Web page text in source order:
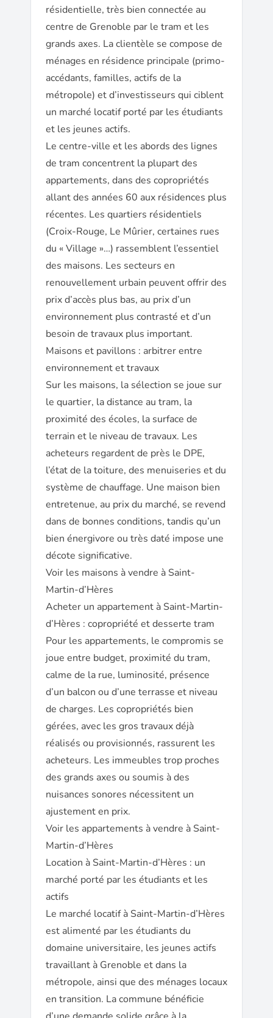
résidentielle, très bien connectée au
centre de Grenoble par le tram et les
grands axes. La clientèle se compose de
ménages en résidence principale (primo-
accédants, familles, actifs de la
métropole) et d’investisseurs qui ciblent
un marché locatif porté par les étudiants
et les jeunes actifs.
Le centre-ville et les abords des lignes
de tram concentrent la plupart des
appartements, dans des copropriétés
allant des années 60 aux résidences plus
récentes. Les quartiers résidentiels
(Croix-Rouge, Le Mûrier, certaines rues
du « Village »…) rassemblent l’essentiel
des maisons. Les secteurs en
renouvellement urbain peuvent offrir des
prix d’accès plus bas, au prix d’un
environnement plus contrasté et d’un
besoin de travaux plus important.
Maisons et pavillons : arbitrer entre
environnement et travaux
Sur les maisons, la sélection se joue sur
le quartier, la distance au tram, la
proximité des écoles, la surface de
terrain et le niveau de travaux. Les
acheteurs regardent de près le DPE,
l’état de la toiture, des menuiseries et du
système de chauffage. Une maison bien
entretenue, au prix du marché, se revend
dans de bonnes conditions, tandis qu’un
bien énergivore ou très daté impose une
décote significative.
Voir les maisons à vendre à Saint-
Martin-d’Hères
Acheter un appartement à Saint-Martin-
d’Hères : copropriété et desserte tram
Pour les appartements, le compromis se
joue entre budget, proximité du tram,
calme de la rue, luminosité, présence
d’un balcon ou d’une terrasse et niveau
de charges. Les copropriétés bien
gérées, avec les gros travaux déjà
réalisés ou provisionnés, rassurent les
acheteurs. Les immeubles trop proches
des grands axes ou soumis à des
nuisances sonores nécessitent un
ajustement en prix.
Voir les appartements à vendre à Saint-
Martin-d’Hères
Location à Saint-Martin-d’Hères : un
marché porté par les étudiants et les
actifs
Le marché locatif à Saint-Martin-d’Hères
est alimenté par les étudiants du
domaine universitaire, les jeunes actifs
travaillant à Grenoble et dans la
métropole, ainsi que des ménages locaux
en transition. La commune bénéficie